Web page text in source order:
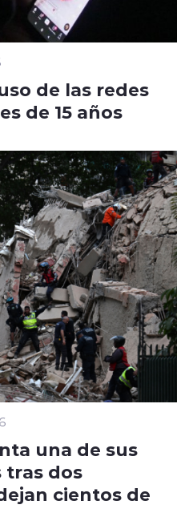
de las redes
de 15 años
una de sus
tras dos
cientos de